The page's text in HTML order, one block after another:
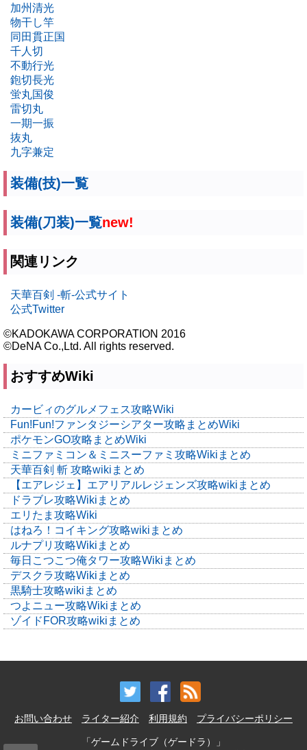
加州清光
物干し竿
同田貫正国
千人切
不動行光
鉋切長光
蛍丸国俊
雷切丸
一期一振
抜丸
九字兼定
装備(技)一覧
装備(刀装)一覧new!
関連リンク
天華百剣 -斬-公式サイト
公式Twitter
©KADOKAWA CORPORATION 2016
©DeNA Co.,Ltd. All rights reserved.
おすすめWiki
カービィのグルメフェス攻略Wiki
Fun!Fun!ファンタジーシアター攻略まとめWiki
ポケモンGO攻略まとめWiki
ミニファミコン＆ミニスーファミ攻略Wikiまとめ
天華百剣 斬 攻略wikiまとめ
【エアレジェ】エアリアルレジェンズ攻略wikiまとめ
ドラブレ攻略Wikiまとめ
エリたま攻略Wiki
はねろ！コイキング攻略wikiまとめ
ルナプリ攻略Wikiまとめ
毎日こつこつ俺タワー攻略Wikiまとめ
デスクラ攻略Wikiまとめ
黒騎士攻略wikiまとめ
つよニュー攻略Wikiまとめ
ゾイドFOR攻略wikiまとめ
お問い合わせ ライター紹介 利用規約 プライバシーポリシー
「ゲームドライブ（ゲードラ）」